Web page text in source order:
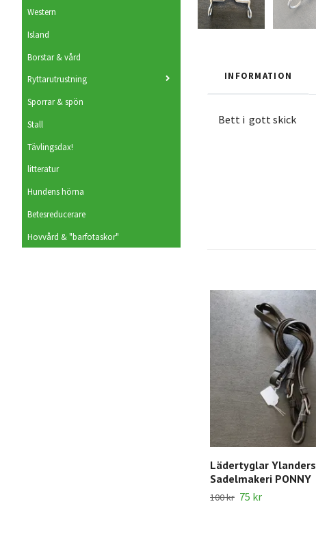
Western
Island
Borstar & vård
Ryttarutrustning
Sporrar & spön
Stall
Tävlingsdax!
litteratur
Hundens hörna
Betesreducerare
Hovvård & "barfotaskor"
INFORMATION
Bett i gott skick
Lädertyglar Ylanders
Sadelmakeri PONNY
100 kr 75 kr